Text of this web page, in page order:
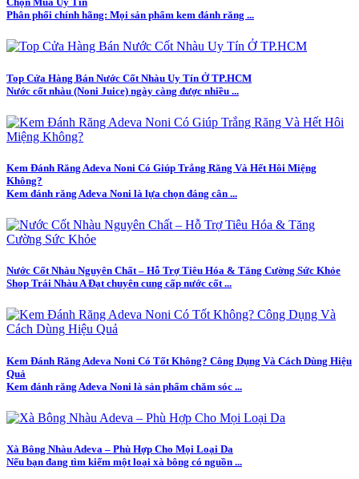
Phân phối chính hãng: Mọi sản phẩm kem đánh răng ...
Top Cửa Hàng Bán Nước Cốt Nhàu Uy Tín Ở TP.HCM
Nước cốt nhàu (Noni Juice) ngày càng được nhiều ...
Kem Đánh Răng Adeva Noni Có Giúp Trắng Răng Và Hết Hôi Miệng
Không?
Kem đánh răng Adeva Noni là lựa chọn đáng cân ...
Nước Cốt Nhàu Nguyên Chất – Hỗ Trợ Tiêu Hóa & Tăng Cường Sức Khỏe
Shop Trái Nhàu A Đạt chuyên cung cấp nước cốt ...
Kem Đánh Răng Adeva Noni Có Tốt Không? Công Dụng Và Cách Dùng Hiệu
Quả
Kem đánh răng Adeva Noni là sản phẩm chăm sóc ...
Xà Bông Nhàu Adeva – Phù Hợp Cho Mọi Loại Da
Nếu bạn đang tìm kiếm một loại xà bông có nguồn ...